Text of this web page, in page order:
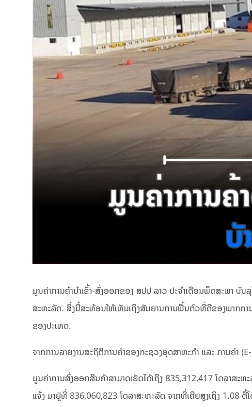
ມູນຄ່າການຄ້ານໍາເຂົ້າ-ສົ່ງອອກຂອງ ສປປ ລາວ ປະຈໍາເດືອນພຶດສະພາ ບັ
ສະຫະລັດ. ສິ່ງນີ້ສະທ້ອນໃຫ້ເຫັນເຖິງສັນຍານການຟື້ນຕົວທີ່ດີຂອງພາກກາ
ຂອງປະເທດ.
ຈາກການລາຍງານສະຖິຕິການຄ້າຂອງກະຊວງອຸດສາຫະກຳ ແລະ ການຄ້າ
ມູນຄ່າການສົ່ງອອກສິນຄ້າສາມາດເຮັດໄດ້ເຖິງ 835,312,417 ໂດລາສະ
ແຈ້ງ ມາຢູ່ທີ່ 836,060,823 ໂດລາສະຫະລັດ ຈາກທີ່ເຄີຍສູງເຖິງ 1.08